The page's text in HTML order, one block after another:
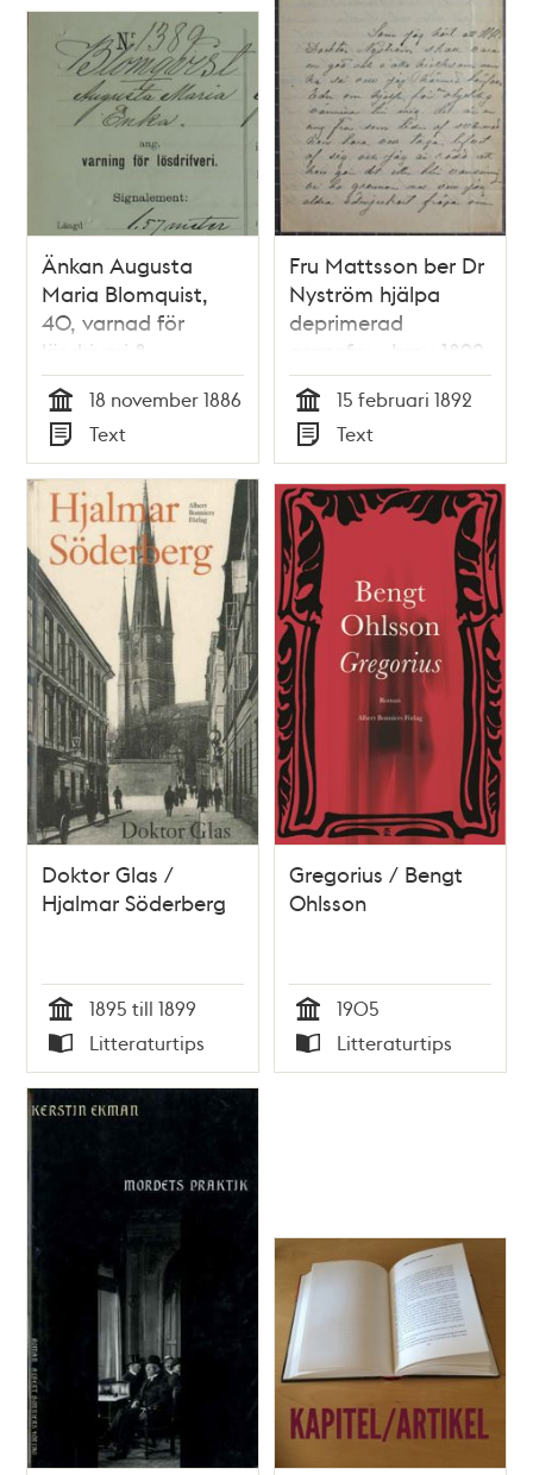
Änkan Augusta
Maria Blomquist,
40, varnad för
lösdriveri 8
november 1886 -
polisförhör
Tid
18 november 1886
Typ
Text
Fru Mattsson ber Dr
Nyström hjälpa
deprimerad
grannfru - brev 1892
Tid
15 februari 1892
Typ
Text
Doktor Glas /
Hjalmar Söderberg
Tid
1895 till 1899
Typ
Litteraturtips
Gregorius / Bengt
Ohlsson
Tid
1905
Typ
Litteraturtips